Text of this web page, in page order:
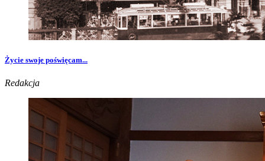
Życie swoje poświęcam...
Redakcja